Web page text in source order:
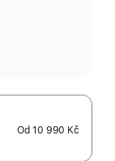
Od10 990 Kč